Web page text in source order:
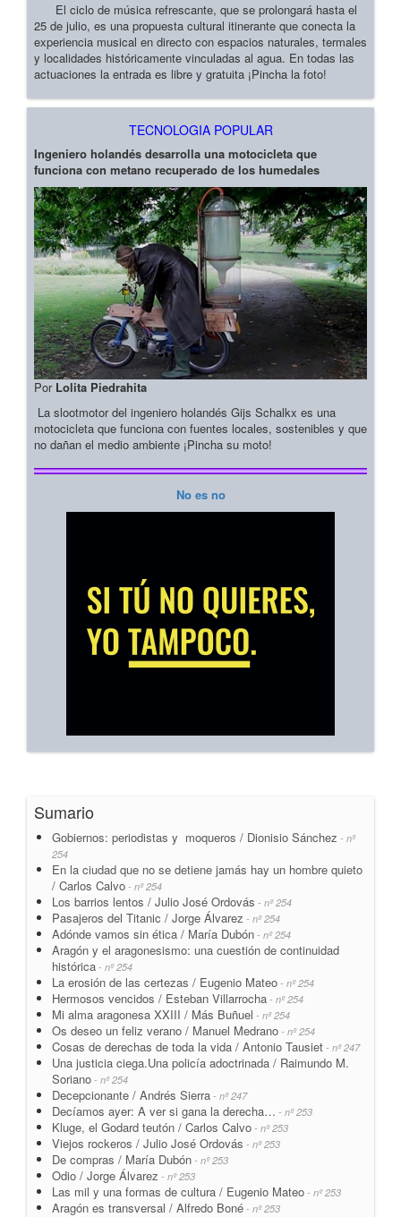
El ciclo de música refrescante, que se prolongará hasta el
25 de julio, es una propuesta cultural itinerante que conecta la
experiencia musical en directo con espacios naturales, termales
y localidades históricamente vinculadas al agua. En todas las
actuaciones la entrada es libre y gratuita ¡Pincha la foto!
TECNOLOGIA POPULAR
Ingeniero holandés desarrolla una motocicleta que
funciona con metano recuperado de los humedales
Por Lolita Piedrahita
La slootmotor del ingeniero holandés Gijs Schalkx es una
motocicleta que funciona con fuentes locales, sostenibles y que
no dañan el medio ambiente ¡Pincha su moto!
No es no
Sumario
Gobiernos: periodistas y moqueros / Dionisio Sánchez - nº
254
En la ciudad que no se detiene jamás hay un hombre quieto
/ Carlos Calvo - nº 254
Los barrios lentos / Julio José Ordovás - nº 254
Pasajeros del Titanic / Jorge Álvarez - nº 254
Adónde vamos sin ética / María Dubón - nº 254
Aragón y el aragonesismo: una cuestión de continuidad
histórica - nº 254
La erosión de las certezas / Eugenio Mateo - nº 254
Hermosos vencidos / Esteban Villarrocha - nº 254
Mi alma aragonesa XXIII / Más Buñuel - nº 254
Os deseo un feliz verano / Manuel Medrano - nº 254
Cosas de derechas de toda la vida / Antonio Tausiet - nº 247
Una justicia ciega.Una policía adoctrinada / Raimundo M.
Soriano - nº 254
Decepcionante / Andrés Sierra - nº 247
Decíamos ayer: A ver si gana la derecha… - nº 253
Kluge, el Godard teutón / Carlos Calvo - nº 253
Viejos rockeros / Julio José Ordovás - nº 253
De compras / María Dubón - nº 253
Odio / Jorge Álvarez - nº 253
Las mil y una formas de cultura / Eugenio Mateo - nº 253
Aragón es transversal / Alfredo Boné - nº 253